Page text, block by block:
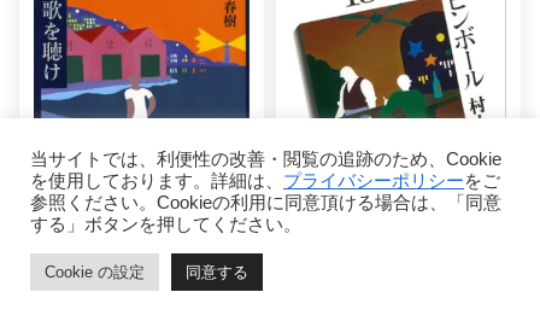
デビュー作。鼠&羊シリー
当サイトでは、利便性の改善・閲覧の追跡のため、Cookie
を使用しております。詳細は、 プライバシーポリシーをご
参照ください。Cookieの利用に同意頂ける場合は、「同意
する」ボタンを押してください。
Cookie の設定 同意する